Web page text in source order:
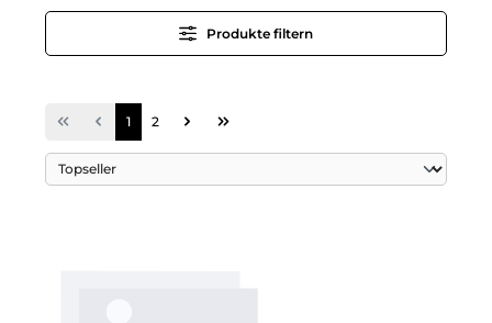
Produkte filtern
Seite
1 Seite
2